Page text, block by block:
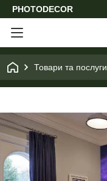
PHOTODECOR
Товари та послуги